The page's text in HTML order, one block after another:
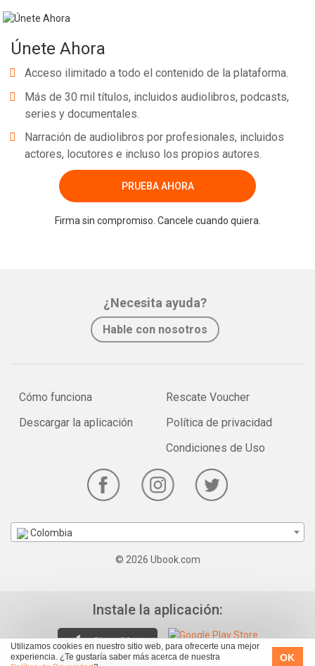
Utilizamos cookies en nuestro sitio web, para ofrecerte una mejor
experiencia. ¿Te gustaría saber más acerca de nuestra
OK
Únete Ahora
Acceso ilimitado a todo el contenido de la plataforma.
Más de 30 mil títulos, incluidos audiolibros, podcasts,
series y documentales.
Narración de audiolibros por profesionales, incluidos
actores, locutores e incluso los propios autores.
PRUEBA AHORA
Firma sin compromiso. Cancele cuando quiera.
¿Necesita ayuda?
Hable con nosotros
Cómo funciona
Descargar la aplicación
Rescate Voucher
Política de privacidad
Condiciones de Uso
Colombia
© 2026 Ubook.com
Instale la aplicación: